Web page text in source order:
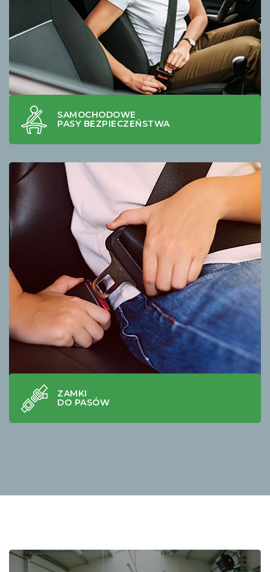
SAMOCHODOWE
PASY BEZPIECZEŃSTWA
ZAMKI
DO PASÓW